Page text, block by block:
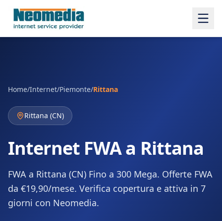
Home/Internet/Piemonte/Rittana
Rittana (CN)
Internet FWA a Rittana
FWA a Rittana (CN) Fino a 300 Mega. Offerte FWA
da €19,90/mese. Verifica copertura e attiva in 7
giorni con Neomedia.